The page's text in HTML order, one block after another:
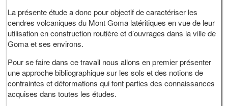
La présente étude a donc pour objectif de caractériser les
cendres volcaniques du Mont Goma latéritiques en vue de leur
utilisation en construction routière et d’ouvrages dans la ville de
Goma et ses environs.
Pour se faire dans ce travail nous allons en premier présenter
une approche bibliographique sur les sols et des notions de
contraintes et déformations qui font parties des connaissances
acquises dans toutes les études.